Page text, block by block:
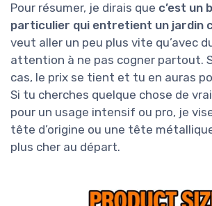
Pour résumer, je dirais que c’est un
particulier qui entretient un jardin
veut aller un peu plus vite qu’avec
attention à ne pas cogner partout.
cas, le prix se tient et tu en auras
Si tu cherches quelque chose de
pour un usage intensif ou pro, je
tête d’origine ou une tête
plus cher au départ.